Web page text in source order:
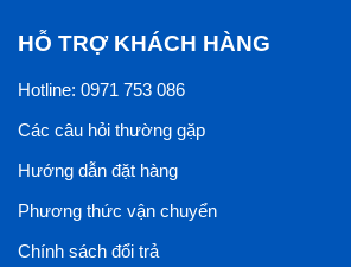
HỖ TRỢ KHÁCH HÀNG
Hotline: 0971 753 086
Các câu hỏi thường gặp
Hướng dẫn đặt hàng
Phương thức vận chuyển
Chính sách đổi trả